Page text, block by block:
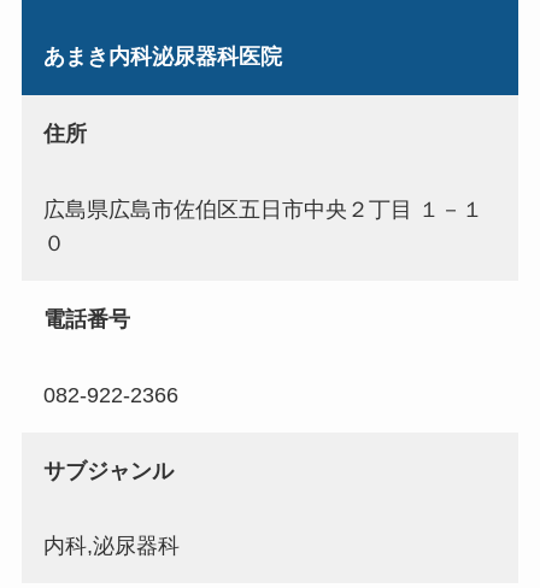
あまき内科泌尿器科医院
住所
広島県広島市佐伯区五日市中央２丁目 １－１
０
電話番号
082-922-2366
サブジャンル
内科,泌尿器科